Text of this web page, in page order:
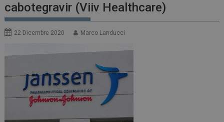
cabotegravir (Viiv Healthcare)
22 Dicembre 2020 Marco Landucci